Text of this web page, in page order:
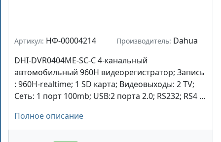
Артикул: НФ-00004214 Производитель: Dahua
DHI-DVR0404ME-SC-C 4-канальный
автомобильный 960H видеорегистратор; Запись
: 960H-realtime; 1 SD карта; Видеовыходы: 2 TV;
Сеть: 1 порт 100mb; USB:2 порта 2.0; RS232; RS4 ...
Полное описание